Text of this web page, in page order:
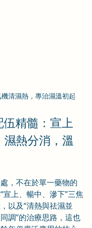
清濕熱，專治濕溫初起
伍精髓：宣上
濕熱分消，溫
，不在於單一藥物的
宣上、暢中、滲下”三焦
以及“清熱與祛濕並
調”的治療思路，這也